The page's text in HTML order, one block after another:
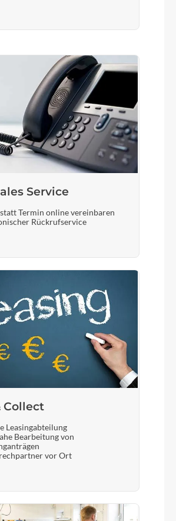
Service
Termin online vereinbaren
Rückrufservice
Collect
Leasingabteilung
Bearbeitung von
vor Ort